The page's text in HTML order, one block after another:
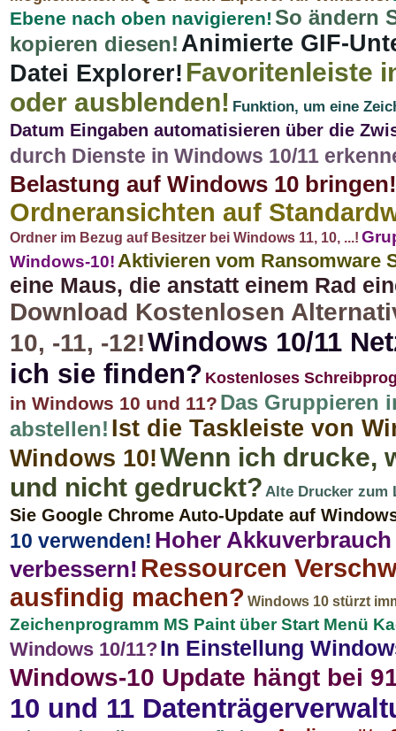
Ebene nach oben navigieren! So ändern
kopieren diesen!Animierte GIF-
Datei Explorer! Favoritenleiste
oder ausblenden! Funktion, um eine
Datum Eingaben automatisieren über die
durch Dienste in Windows 10/11
Belastung auf Windows 10 bringen!
Ordneransichten auf
Ordner im Bezug auf Besitzer bei Windows 11, 10, ...!
Windows-10!Aktivieren vom Ransomware
eine Maus, die anstatt einem Rad
Download Kostenlosen
10, -11, -12!Windows 10/11
ich sie finden? Kostenloses
in Windows 10 und 11? Das Gruppieren
abstellen! Ist die Taskleiste von
Windows 10!Wenn ich drucke,
und nicht gedruckt? Alte Drucker zum
Sie Google Chrome Auto-Update auf
10 verwenden! Hoher
verbessern! Ressourcen
ausfindig machen? Windows 10 stürzt
Zeichenprogramm MS Paint über Start Menü
Windows 10/11? In Einstellung
Windows-10 Update hängt bei
10 und 11